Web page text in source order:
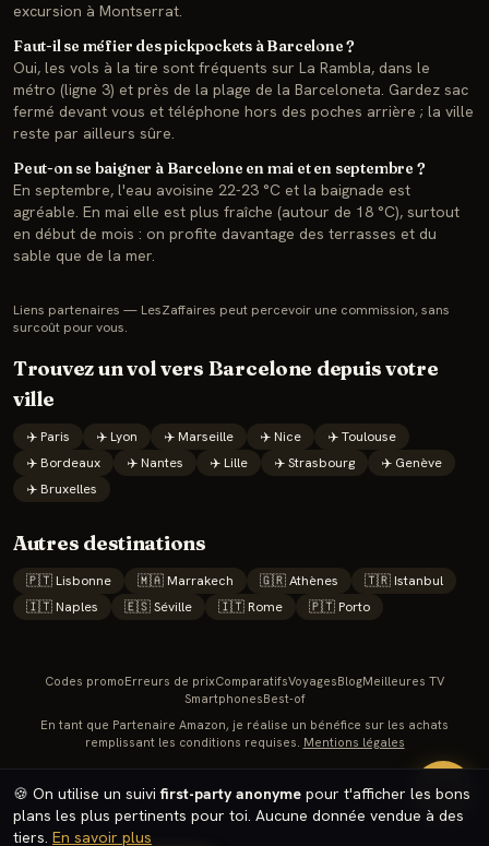
excursion à Montserrat.
Faut-il se méfier des pickpockets à Barcelone ?
Oui, les vols à la tire sont fréquents sur La Rambla, dans le
métro (ligne 3) et près de la plage de la Barceloneta. Gardez sac
fermé devant vous et téléphone hors des poches arrière ; la ville
reste par ailleurs sûre.
Peut-on se baigner à Barcelone en mai et en septembre ?
En septembre, l'eau avoisine 22-23 °C et la baignade est
agréable. En mai elle est plus fraîche (autour de 18 °C), surtout
en début de mois : on profite davantage des terrasses et du
sable que de la mer.
Liens partenaires — LesZaffaires peut percevoir une commission, sans
surcoût pour vous.
Trouvez un vol vers Barcelone depuis votre
ville
✈️ Paris ✈️ Lyon ✈️ Marseille ✈️ Nice ✈️Toulouse
✈️ Bordeaux ✈️ Nantes ✈️ Lille ✈️Strasbourg ✈️ Genève
✈️ Bruxelles
Autres destinations
🇵🇹 Lisbonne 🇲🇦 Marrakech 🇬🇷Athènes 🇹🇷 Istanbul
🇮🇹 Naples 🇪🇸Séville 🇮🇹 Rome 🇵🇹 Porto
🔥
🍪 On utilise un suivifirst-party anonyme pour t'afficher les bons
plans les plus pertinents pour toi. Aucune donnée vendue à des
tiers. En savoir plus
Codes promoErreurs de prixComparatifsVoyagesBlogMeilleures TV
SmartphonesBest-of
En tant que Partenaire Amazon, je réalise un bénéfice sur les achats
remplissant les conditions requises. Mentions légales